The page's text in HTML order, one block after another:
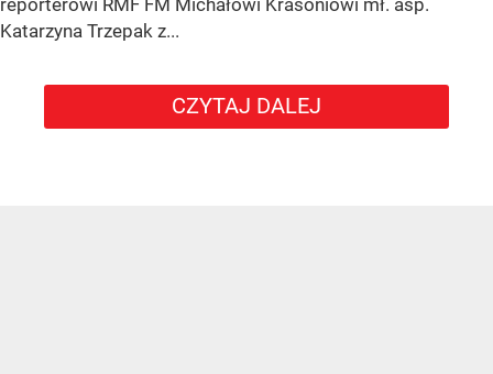
reporterowi RMF FM Michałowi Krasoniowi mł. asp.
Katarzyna Trzepak z...
CZYTAJ DALEJ